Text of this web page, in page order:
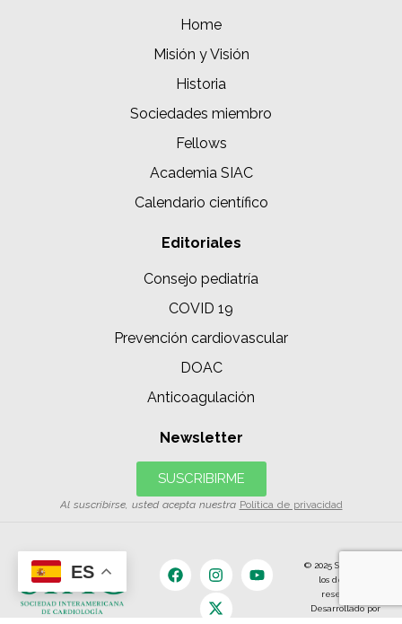
Home
Misión y Visión
Historia
Sociedades miembro
Fellows
Academia SIAC
Calendario científico
Editoriales
Consejo pediatría
COVID 19
Prevención cardiovascular
DOAC
Anticoagulación
Newsletter
SUSCRIBIRME
Al suscribirse, usted acepta nuestra Política de privacidad
© 2025 SIAC | Todos
los derechos
reservados.
Desarrollado por
ES